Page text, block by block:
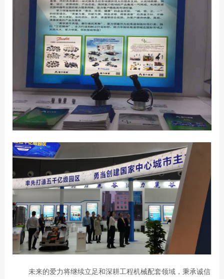
未来的爱力将继续立足和深耕工程机械配套领域，秉承诚信